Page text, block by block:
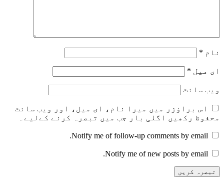
نام *
ای میل *
ویب‌ سائٹ
اس براؤزر میں میرا نام، ای میل، اور ویب سائٹ
محفوظ رکھیں اگلی بار جب میں تبصرہ کرنے کےلیے۔
Notify me of follow-up comments by email.
Notify me of new posts by email.